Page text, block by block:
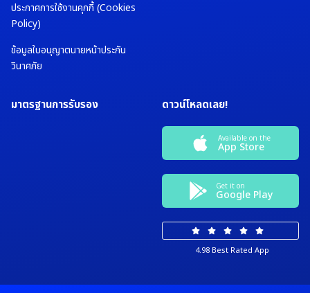
ประกาศการใช้งานคุกกี้ (Cookies
Policy)
ข้อมูลใบอนุญาตนายหน้าประกัน
วินาศภัย
มาตรฐานการรับรอง ดาวน์โหลดเลย!
Available on the
App Store
Get it on
Google Play
4.98 Best Rated App